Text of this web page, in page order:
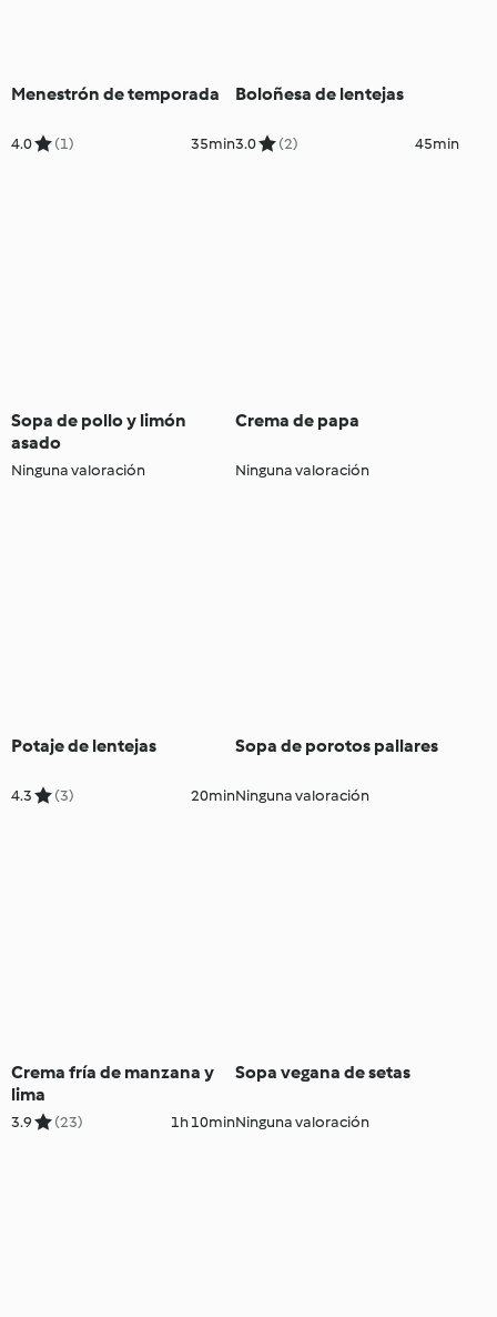
Menestrón de temporada
4.0 (1) 35min
Boloñesa de lentejas
3.0 (2) 45min
Sopa de pollo y limón
asado
Ninguna valoración
Crema de papa
Ninguna valoración
Potaje de lentejas
4.3 (3) 20min
Sopa de porotos pallares
Ninguna valoración
Crema fría de manzana y
lima
3.9 (23) 1h 10min
Sopa vegana de setas
Ninguna valoración